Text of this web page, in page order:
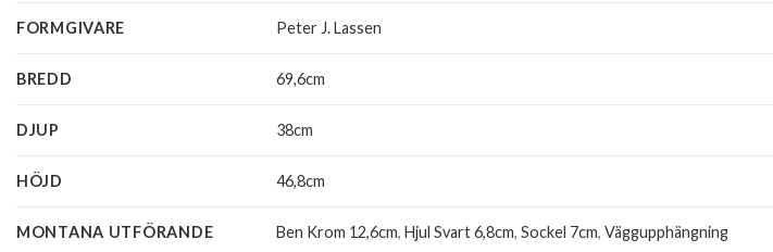
FORMGIVARE Peter J. Lassen
BREDD 69,6cm
DJUP 38cm
HÖJD 46,8cm
MONTANA UTFÖRANDE Ben Krom 12,6cm, Hjul Svart 6,8cm,Sockel 7cm,Väggupphängning